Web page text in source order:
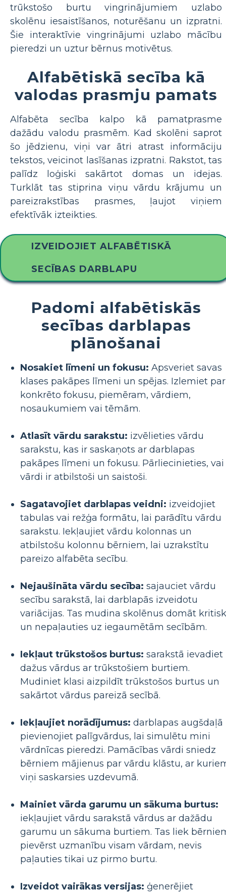
trūkstošo burtu vingrinājumiem uzlabo
skolēnu iesaistīšanos, noturēšanu un izpratni.
Šie interaktīvie vingrinājumi uzlabo mācību
pieredzi un uztur bērnus motivētus.
Alfabētiskā secība kā
valodas prasmju pamats
Alfabēta secība kalpo kā pamatprasme
dažādu valodu prasmēm. Kad skolēni saprot
šo jēdzienu, viņi var ātri atrast informāciju
tekstos, veicinot lasīšanas izpratni. Rakstot, tas
palīdz loģiski sakārtot domas un idejas.
Turklāt tas stiprina viņu vārdu krājumu un
pareizrakstības prasmes, ļaujot viņiem
efektīvāk izteikties.
IZVEIDOJIET ALFABĒTISKĀ
SECĪBAS DARBLAPU
Padomi alfabētiskās
secības darblapas
plānošanai
Nosakiet līmeni un fokusu: Apsveriet savas
klases pakāpes līmeni un spējas. Izlemiet par
konkrēto fokusu, piemēram, vārdiem,
nosaukumiem vai tēmām.
Atlasīt vārdu sarakstu: izvēlieties vārdu
sarakstu, kas ir saskaņots ar darblapas
pakāpes līmeni un fokusu. Pārliecinieties, vai
vārdi ir atbilstoši un saistoši.
Sagatavojiet darblapas veidni: izveidojiet
tabulas vai režģa formātu, lai parādītu vārdu
sarakstu. Iekļaujiet vārdu kolonnas un
atbilstošu kolonnu bērniem, lai uzrakstītu
pareizo alfabēta secību.
Nejaušināta vārdu secība: sajauciet vārdu
secību sarakstā, lai darblapās izveidotu
variācijas. Tas mudina skolēnus domāt
un nepaļauties uz iegaumētām secībām.
Iekļaut trūkstošos burtus: sarakstā ievadiet
dažus vārdus ar trūkstošiem burtiem.
Mudiniet klasi aizpildīt trūkstošos burtus un
sakārtot vārdus pareizā secībā.
Iekļaujiet norādījumus: darblapas augšdaļā
pievienojiet palīgvārdus, lai simulētu mini
vārdnīcas pieredzi. Pamācības vārdi sniedz
bērniem mājienus par vārdu klāstu, ar
viņi saskarsies uzdevumā.
Mainiet vārda garumu un sākuma burtus:
iekļaujiet vārdu sarakstā vārdus ar dažādu
garumu un sākuma burtiem. Tas liek
pievērst uzmanību visam vārdam, nevis
paļauties tikai uz pirmo burtu.
Izveidot vairākas versijas: ģenerējiet